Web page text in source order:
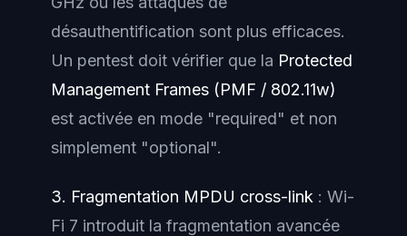
désauthentification sont plus efficaces.
Un pentest doit vérifier que la Protected
Management Frames (PMF / 802.11w)
est activée en mode "required" et non
simplement "optional".
3. Fragmentation MPDU cross-link : Wi-
Fi 7 introduit la fragmentation avancée